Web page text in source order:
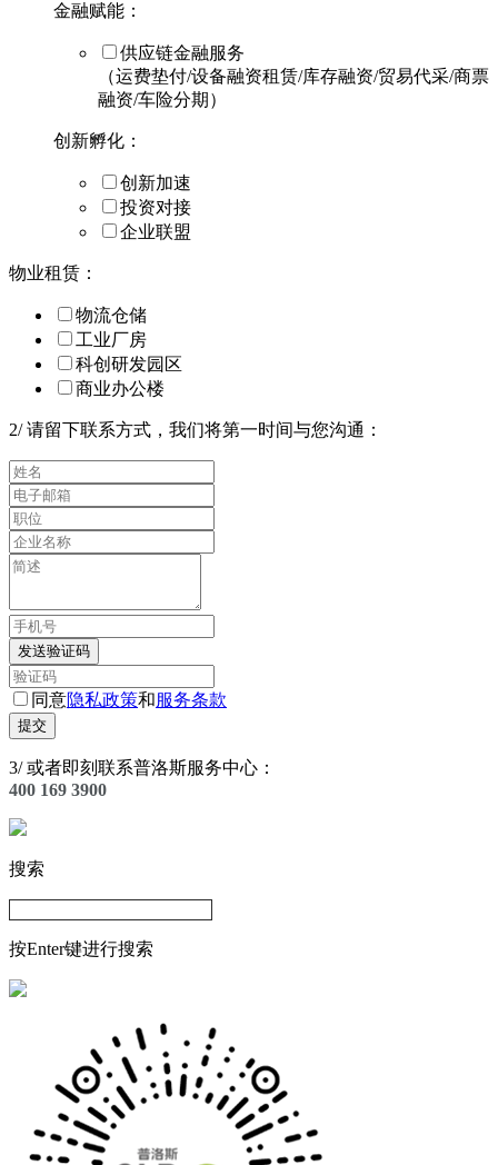
金融赋能：
供应链金融服务
（运费垫付/设备融资租赁/库存融资/贸易代采/商票
融资/车险分期）
创新孵化：
创新加速
投资对接
企业联盟
物业租赁：
物流仓储
工业厂房
科创研发园区
商业办公楼
2/请留下联系方式，我们将第一时间与您沟通：
发送验证码
同意隐私政策和服务条款
提交
3/或者即刻联系普洛斯服务中心：
400 169 3900
搜索
按Enter键进行搜索